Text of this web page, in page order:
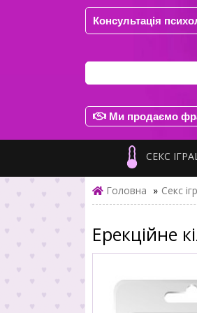
Консультація
Ми продаємо
СЕКС
Головна » Секс
Ерекційне